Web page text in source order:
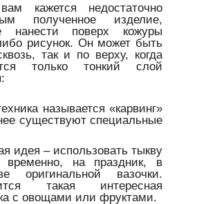
кажется недостаточно
полученное изделие,
нанести поверх кожуры
рисунок. Он может быть
так и по верху, когда
только тонкий слой
называется «карвинг»
существуют специальные
идея – использовать тыкву
временно, на праздник, в
оригинальной вазочки.
такая интересная
с овощами или фруктами.